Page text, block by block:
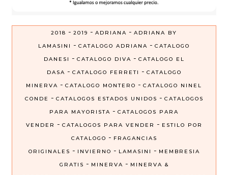
2018 - 2019 - ADRIANA - ADRIANA BY
LAMASINI
- CATALOGO ADRIANA - CATALOGO
DANESI
- CATALOGO DIVA - CATALOGO EL
DASA - CATALOGO FERRETI - CATALOGO
MINERVA - CATALOGO MONTERO - CATALOGO NINEL
CONDE
- CATALOGOS ESTADOS UNIDOS - CATALOGOS
PARA MAYORISTA - CATALOGOS PARA
VENDER
- CATALOGOS PARA VENDER - ESTILO POR
CATALOGO - FRAGANCIAS
ORIGINALES - INVIERNO - LAMASINI - MEMBRESIA
GRATIS - MINERVA - MINERVA &